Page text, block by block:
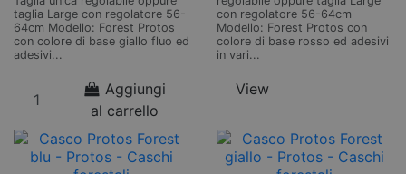
taglia Large con regolatore 56-
64cm Modello: Forest Protos
con colore di base giallo fluo ed
adesivi...
Aggiungi
al carrello
con regolatore 56-64cm
Modello: Forest Protos con
colore di base rosso ed adesivi
in vari...
View